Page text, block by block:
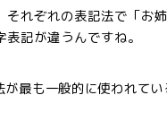
それぞれの表記法で「お姉
表記が違うんですね。
が最も一般的に使われてい